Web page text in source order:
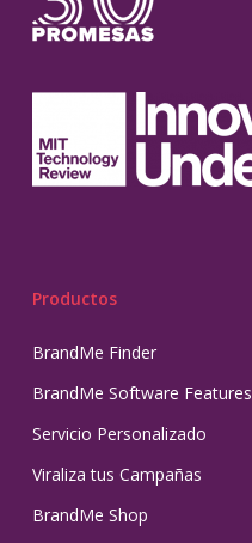
Productos
BrandMe Finder
BrandMe Software Features
Servicio Personalizado
Viraliza tus Campañas
BrandMe Shop